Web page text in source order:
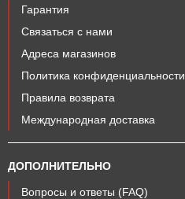
Гарантия
Связаться с нами
Адреса магазинов
Политика конфиденциальности
Правила возврата
Международная доставка
ДОПОЛНИТЕЛЬНО
Вопросы и ответы (FAQ)